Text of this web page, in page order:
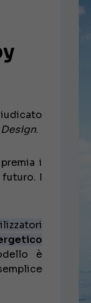
.
i
I
è